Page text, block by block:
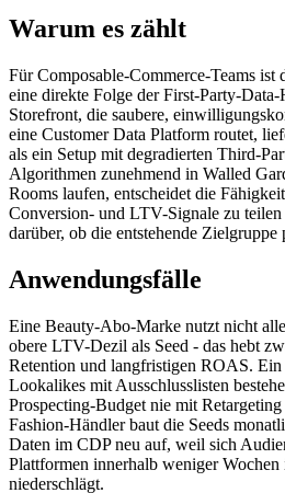
Warum es zählt
Für Composable-Commerce-Teams
eine direkte Folge der First-Party-
Storefront, die saubere,
eine Customer Data Platform routet,
als ein Setup mit degradierten Third-
Algorithmen zunehmend in Walled
Rooms laufen, entscheidet die
Conversion- und LTV-Signale zu
darüber, ob die entstehende
Anwendungsfälle
Eine Beauty-Abo-Marke nutzt nicht
obere LTV-Dezil als Seed - das hebt
Retention und langfristigen ROAS.
Lookalikes mit Ausschlusslisten
Prospecting-Budget nie mit
Fashion-Händler baut die Seeds
Daten im CDP neu auf, weil sich
Plattformen innerhalb weniger
niederschlägt.